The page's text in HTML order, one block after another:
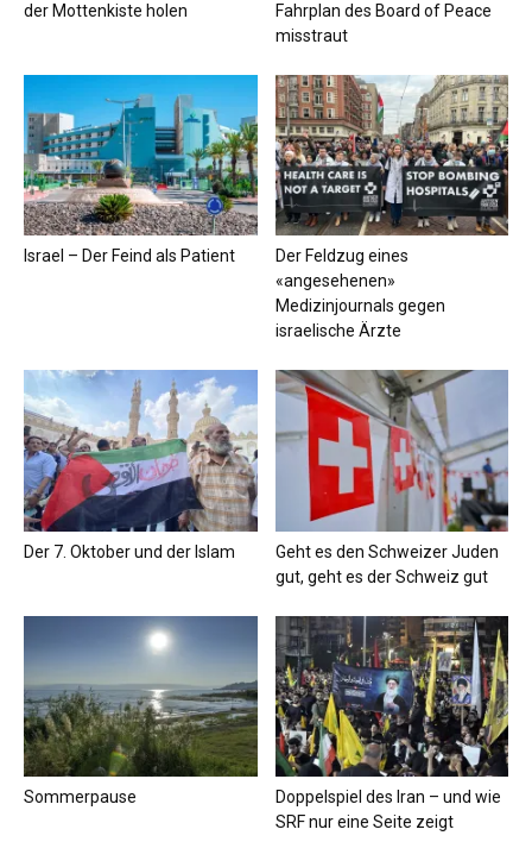
der Mottenkiste holen
Fahrplan des Board of Peace
misstraut
Israel – Der Feind als Patient
Der Feldzug eines
«angesehenen»
Medizinjournals gegen
israelische Ärzte
Der 7. Oktober und der Islam
Geht es den Schweizer Juden
gut, geht es der Schweiz gut
Sommerpause
Doppelspiel des Iran – und wie
SRF nur eine Seite zeigt